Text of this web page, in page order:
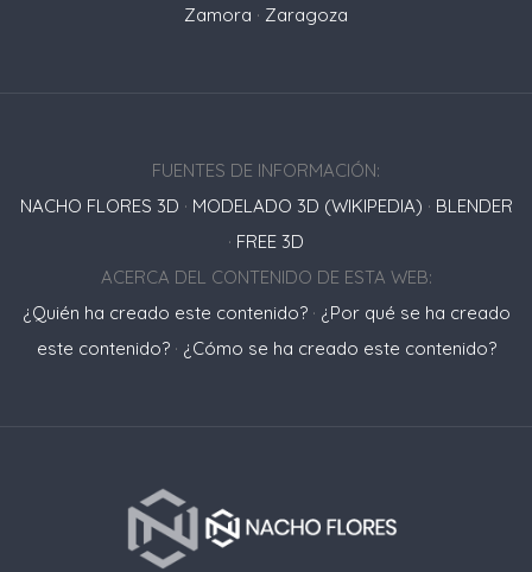
Zamora · Zaragoza
FUENTES DE INFORMACIÓN:
NACHO FLORES 3D · MODELADO 3D (WIKIPEDIA) · BLENDER
· FREE 3D
ACERCA DEL CONTENIDO DE ESTA WEB:
¿Quién ha creado este contenido?· ¿Por qué se ha creado
este contenido?· ¿Cómo se ha creado este contenido?